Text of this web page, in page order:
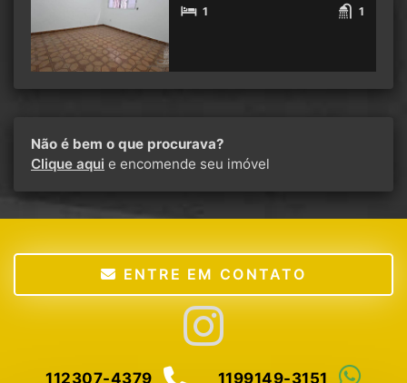
1 1
Não é bem o que procurava?
Clique aqui e encomende seu imóvel
ENTRE EM CONTATO
112307-4379 1199149-3151